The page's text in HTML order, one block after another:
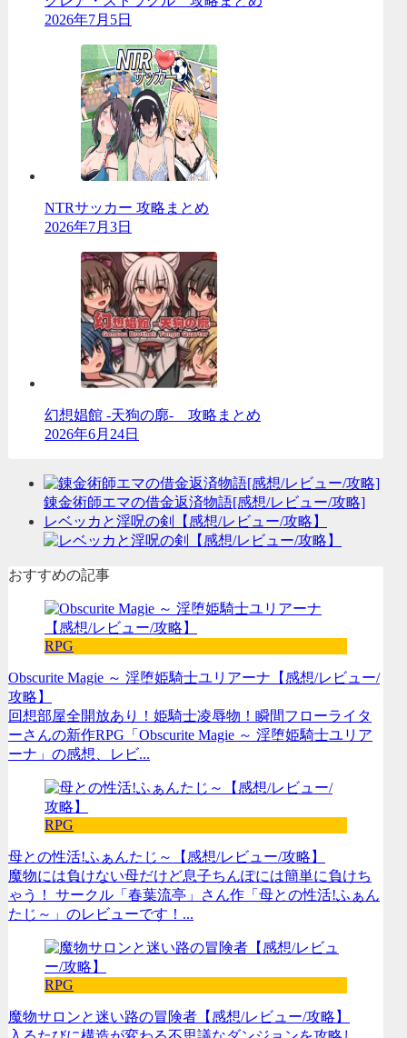
2026年7月5日
NTRサッカー 攻略まとめ
2026年7月3日
幻想娼館 -天狗の廓- 攻略まとめ
2026年6月24日
錬金術師エマの借金返済物語[感想/レビュー/攻略]
レベッカと淫呪の剣【感想/レビュー/攻略】
おすすめの記事
RPG
Obscurite Magie ～ 淫堕姫騎士ユリアーナ【感想/レビュー/
攻略】
回想部屋全開放あり！姫騎士凌辱物！瞬間フローライタ
ーさんの新作RPG「Obscurite Magie ～ 淫堕姫騎士ユリア
ーナ」の感想、レビ...
RPG
母との性活!ふぁんたじ～【感想/レビュー/攻略】
魔物には負けない母だけど息子ちんぽには簡単に負けち
ゃう！ サークル「春葉流亭」さん作「母との性活!ふぁん
たじ～」のレビューです！...
RPG
魔物サロンと迷い路の冒険者【感想/レビュー/攻略】